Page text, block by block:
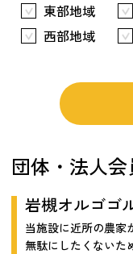
東部地域
西部地域
団体・法人会
岩槻オルゴゴ
当施設に近所の農家
無駄にしたくないた